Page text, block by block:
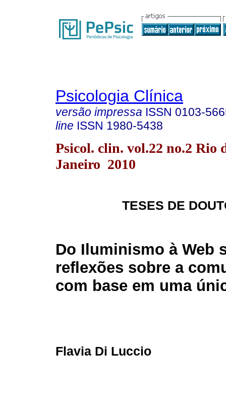
Psicologia Clínica
versão impressa ISSN 0103-
line ISSN 1980-5438
Psicol. clin. vol.22 no.2 Rio
Janeiro 2010
TESES DE
Do Iluminismo à Web
reflexões sobre a
com base em uma
Flavia Di Luccio